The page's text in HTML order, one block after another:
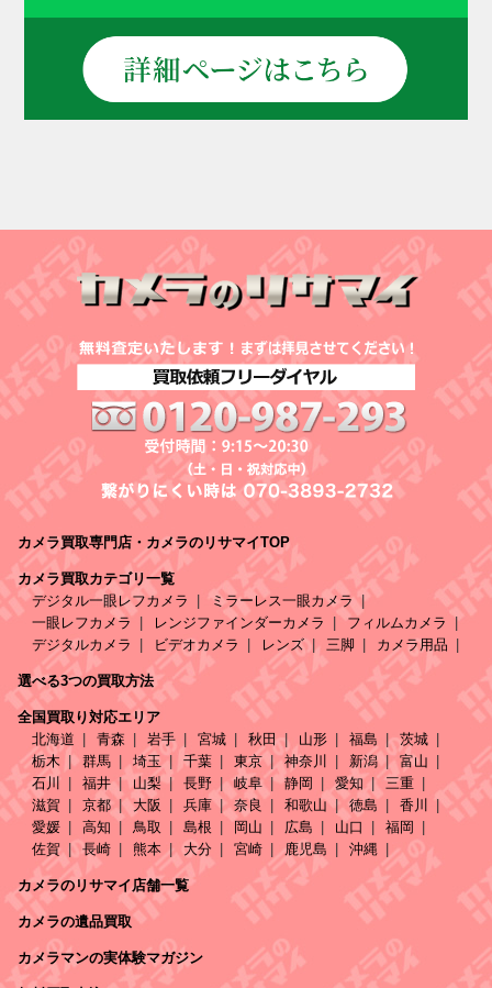
カメラ買取専門店・カメラのリサマイTOP
カメラ買取カテゴリ一覧
デジタル一眼レフカメラ
ミラーレス一眼カメラ
一眼レフカメラ
レンジファインダーカメラ
フィルムカメラ
デジタルカメラ
ビデオカメラ レンズ 三脚 カメラ用品
選べる3つの買取方法
全国買取り対応エリア
北海道
青森 岩手 宮城 秋田 山形 福島
茨城
栃木
群馬 埼玉 千葉 東京 神奈川 新潟
富山
石川
福井 山梨 長野 岐阜 静岡 愛知
三重
滋賀
京都 大阪 兵庫 奈良 和歌山 徳島
香川
愛媛
高知 鳥取 島根 岡山 広島 山口
福岡
佐賀
長崎 熊本 大分 宮崎 鹿児島 沖縄
カメラのリサマイ店舗一覧
カメラの遺品買取
カメラマンの実体験マガジン